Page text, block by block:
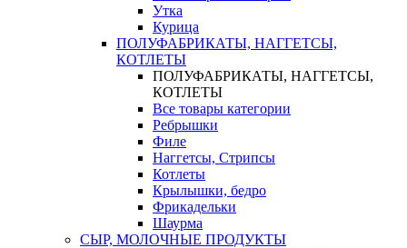
Утка
Курица
ПОЛУФАБРИКАТЫ, НАГГЕТСЫ,
КОТЛЕТЫ
ПОЛУФАБРИКАТЫ, НАГГЕТСЫ,
КОТЛЕТЫ
Все товары категории
Ребрышки
Филе
Наггетсы, Стрипсы
Котлеты
Крылышки, бедро
Фрикадельки
Шаурма
СЫР, МОЛОЧНЫЕ ПРОДУКТЫ